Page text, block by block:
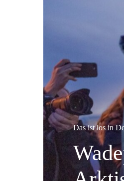
Das ist los in